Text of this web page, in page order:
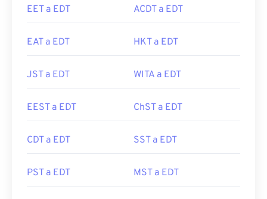
EET a EDT ACDT a EDT
EAT a EDT HKT a EDT
JST a EDT WITA a EDT
EEST a EDT ChST a EDT
CDT a EDT SST a EDT
PST a EDT MST a EDT